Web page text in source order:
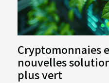
Cryptomonnaies
nouvelles
plus vert